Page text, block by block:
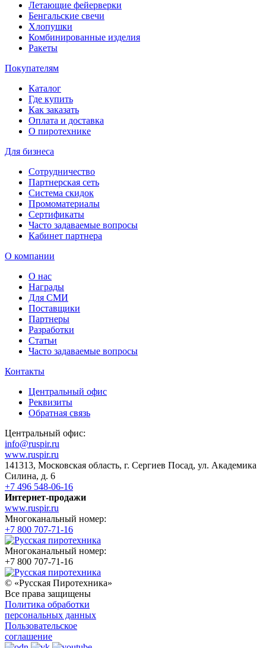
Летающие фейерверки
Бенгальские свечи
Хлопушки
Комбинированные изделия
Ракеты
Покупателям
Каталог
Где купить
Как заказать
Оплата и доставка
О пиротехнике
Для бизнеса
Сотрудничество
Партнерская сеть
Система скидок
Промоматериалы
Сертификаты
Часто задаваемые вопросы
Кабинет партнера
О компании
О нас
Награды
Для СМИ
Поставщики
Партнеры
Разработки
Статьи
Часто задаваемые вопросы
Контакты
Центральный офис
Реквизиты
Обратная связь
Центральный офис:
info@ruspir.ru
www.ruspir.ru
141313, Московская область, г. Сергиев Посад, ул. Академика
Силина, д. 6
+7 496 548-06-16
Интернет-продажи
www.ruspir.ru
Многоканальный номер:
+7 800 707-71-16
Многоканальный номер:
+7 800 707-71-16
© «Русская Пиротехника»
Все права защищены
Политика обработки
персональных данных
Пользовательское
соглашение